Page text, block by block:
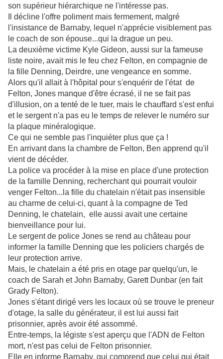
son supérieur hiérarchique ne l'intéresse pas.
Il décline l'offre poliment mais fermement, malgré
l'insistance de Barnaby, lequel n'apprécie visiblement pas
le coach de son épouse...qui la drague un peu.
La deuxième victime Kyle Gideon, aussi sur la fameuse
liste noire, avait mis le feu chez Felton, en compagnie de
la fille Denning, Deirdre, une vengeance en somme.
Alors qu'il allait à l'hôpital pour s'enquérir de l'état de
Felton, Jones manque d'être écrasé, il ne se fait pas
d'illusion, on a tenté de le tuer, mais le chauffard s'est enfui
et le sergent n'a pas eu le temps de relever le numéro sur
la plaque minéralogique.
Ce qui ne semble pas l'inquiéter plus que ça !
En arrivant dans la chambre de Felton, Ben apprend qu'il
vient de décéder.
La police va procéder à la mise en place d'une protection
de la famille Denning, recherchant qui pourrait vouloir
venger Felton...la fille du chatelain n'était pas insensible
au charme de celui-ci, quant à la compagne de Ted
Denning, le chatelain, elle aussi avait une certaine
bienveillance pour lui.
Le sergent de police Jones se rend au château pour
informer la famille Denning que les policiers chargés de
leur protection arrive.
Mais, le chatelain a été pris en otage par quelqu'un, le
coach de Sarah et John Barnaby, Garett Dunbar (en fait
Grady Felton).
Jones s'étant dirigé vers les locaux où se trouve le preneur
d'otage, la salle du générateur, il est lui aussi fait
prisonnier, après avoir été assommé.
Entre-temps, la légiste s'est aperçu que l'ADN de Felton
mort, n'est pas celui de Felton prisonnier.
Elle en informe Barnaby, qui comprend que celui qui était